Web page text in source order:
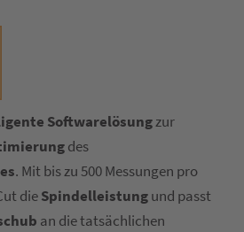
Softwarelösungzur
des
. Mit bis zu 500 Messungen pro
dieSpindelleistungund passt
an die tatsächlichen